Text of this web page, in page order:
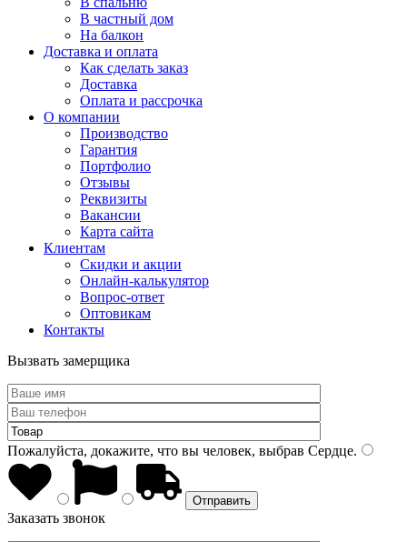
В частный дом
На балкон
Доставка и оплата
Как сделать заказ
Доставка
Оплата и рассрочка
О компании
Производство
Гарантия
Портфолио
Отзывы
Реквизиты
Вакансии
Карта сайта
Клиентам
Скидки и акции
Онлайн-калькулятор
Вопрос-ответ
Оптовикам
Контакты
Вызвать замерщика
Пожалуйста, докажите, что вы человек, выбрав Сердце.
Заказать звонок